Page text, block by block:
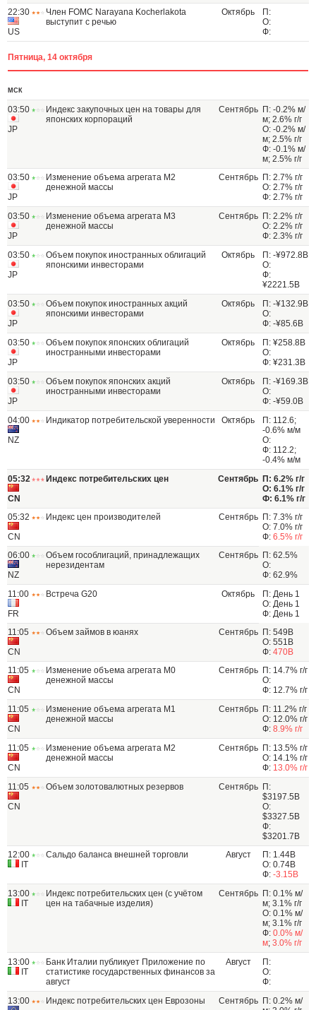
22:30
US
Член FOMC Narayana Kocherlakota
выступит с речью
Октябрь
П:
О:
Ф:
Пятница, 14 октября
МСК
03:50
JP
Индекс закупочных цен на товары для
японских корпораций
Сентябрь
П: -0.2% м/
м; 2.6% г/г
О: -0.2% м/
м; 2.5% г/г
Ф: -0.1% м/
м; 2.5% г/г
03:50
JP
Изменение объема агрегата M2
денежной массы
Сентябрь
П: 2.7% г/г
О: 2.7% г/г
Ф: 2.7% г/г
03:50
JP
Изменение объема агрегата M3
денежной массы
Сентябрь
П: 2.2% г/г
О: 2.2% г/г
Ф: 2.3% г/г
03:50
JP
Объем покупок иностранных облигаций
японскими инвесторами
Октябрь
П: -¥972.8B
О:
Ф:
¥2221.5B
03:50
JP
Объем покупок иностранных акций
японскими инвесторами
Октябрь
П: -¥132.9B
О:
Ф: -¥85.6B
03:50
JP
Объем покупок японских облигаций
иностранными инвесторами
Октябрь
П: ¥258.8B
О:
Ф: ¥231.3B
03:50
JP
Объем покупок японских акций
иностранными инвесторами
Октябрь
П: -¥169.3B
О:
Ф: -¥59.0B
04:00
NZ
Индикатор потребительской уверенности Октябрь
П: 112.6;
-0.6% м/м
О:
Ф: 112.2;
-0.4% м/м
05:32
CN
Индекс потребительских цен Сентябрь П: 6.2% г/г
О: 6.1% г/г
Ф: 6.1% г/г
05:32
CN
Индекс цен производителей Сентябрь
П: 7.3% г/г
О: 7.0% г/г
Ф: 6.5% г/г
06:00
NZ
Объем гособлигаций, принадлежащих
нерезидентам
Сентябрь
П: 62.5%
О:
Ф: 62.9%
11:00
FR
Встреча G20 Октябрь
П: День 1
О: День 1
Ф: День 1
11:05
CN
Объем займов в юанях Сентябрь
П: 549B
О: 551B
Ф: 470B
11:05
CN
Изменение объема агрегата М0
денежной массы
Сентябрь
П: 14.7% г/г
О:
Ф: 12.7% г/г
11:05
CN
Изменение объема агрегата М1
денежной массы
Сентябрь
П: 11.2% г/г
О: 12.0% г/г
Ф: 8.9% г/г
11:05
CN
Изменение объема агрегата М2
денежной массы
Сентябрь
П: 13.5% г/г
О: 14.1% г/г
Ф: 13.0% г/г
11:05
CN
Объем золотовалютных резервов Сентябрь
П:
$3197.5B
О:
$3327.5B
Ф:
$3201.7B
12:00
IT
Сальдо баланса внешней торговли Август
П: 1.44B
О: 0.74B
Ф: -3.15B
13:00
IT
Индекс потребительских цен (с учётом
цен на табачные изделия)
Сентябрь
П: 0.1% м/
м; 3.1% г/г
О: 0.1% м/
м; 3.1% г/г
Ф: 0.0% м/
м; 3.0% г/г
13:00
IT
Банк Италии публикует Приложение по
статистике государственных финансов за
август
Август
П:
О:
Ф:
13:00
Индекс потребительских цен Еврозоны Сентябрь
П: 0.2% м/